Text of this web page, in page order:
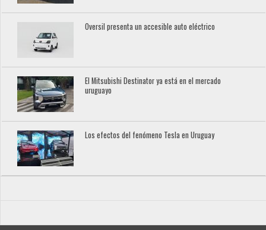
Oversil presenta un accesible auto eléctrico
El Mitsubishi Destinator ya está en el mercado
uruguayo
Los efectos del fenómeno Tesla en Uruguay